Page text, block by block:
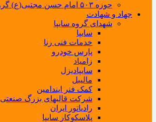
حوزه ۵۰۳ امام حسن مجتبی(ع) گروه سایپا
جهاد و شهادت
شهدای گروه سایپا
سایپا
خدمات فنی رنا
پارس خودرو
زامیاد
سایپادیزل
مالیبل
کمک فنر ایندامین
شرکت قالبهای بزرگ صنعتی
رادیاتور ایران
پلاسکوکار سایپا